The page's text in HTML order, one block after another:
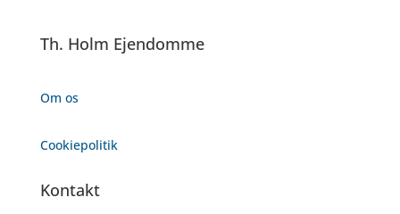
Th. Holm Ejendomme
Om os
Cookiepolitik
Kontakt